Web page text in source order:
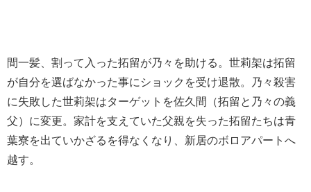
間一髪、割って入った拓留が乃々を助ける。世莉架は拓留
が自分を選ばなかった事にショックを受け退散。乃々殺害
に失敗した世莉架はターゲットを佐久間（拓留と乃々の義
父）に変更。家計を支えていた父親を失った拓留たちは青
葉寮を出ていかざるを得なくなり、新居のボロアパートへ
越す。